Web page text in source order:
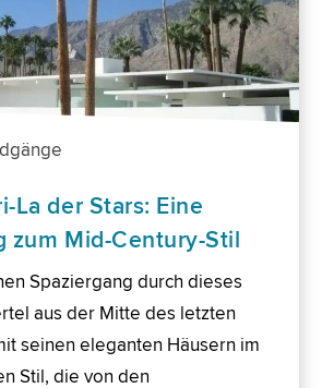
La der Stars: Eine
zum Mid-Century-Stil
Spaziergang durch dieses
aus der Mitte des letzten
seinen eleganten Häusern im
Stil, die von den